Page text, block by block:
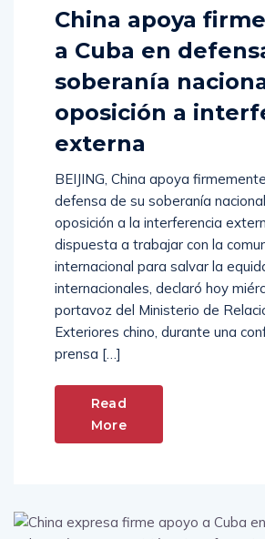
China apoya
a Cuba en
soberanía
oposición a
externa
BEIJING, China apoya
defensa de su soberanía
oposición a la interferencia
dispuesta a trabajar con la
internacional para salvar la
internacionales, declaró hoy
portavoz del Ministerio de
Exteriores chino, durante una
prensa […]
Read
More